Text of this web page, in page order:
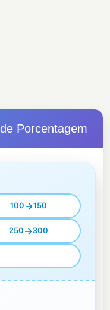
Porcentagem
100 →150
250 →300